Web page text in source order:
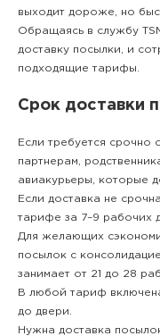
выходит дороже, но
Обращаясь в службу
доставку посылки, и
подходящие тарифы.
Срок доставки
Если требуется срочно
партнерам,
авиакурьеры, которые
Если доставка не
тарифе за 7–9 рабочих
Для желающих
посылок с
занимает от 21 до 28
В любой тариф
до двери.
Нужна доставка